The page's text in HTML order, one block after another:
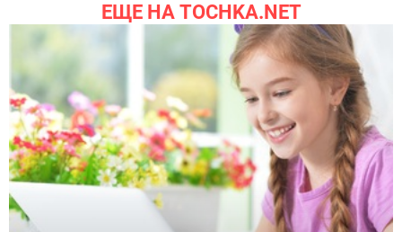
ЕЩЕ НА TOCHKA.NET